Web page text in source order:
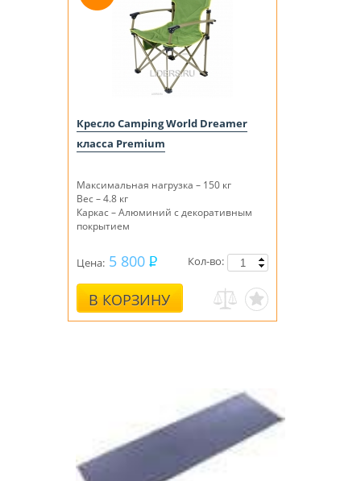
Кресло Camping World Dreamer
класса Premium
Максимальная нагрузка – 150 кг
Вес – 4.8 кг
Каркас – Алюминий с декоративным
покрытием
Цена: 5 800
В КОРЗИНУ
Кол-во: